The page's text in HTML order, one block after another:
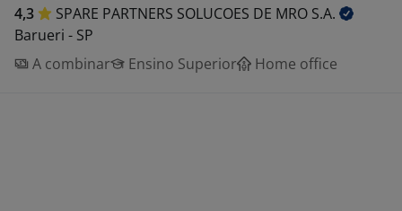
4,3 SPARE PARTNERS SOLUCOES DE MRO S.A.
Barueri - SP
A combinar
Ensino Superior Home office